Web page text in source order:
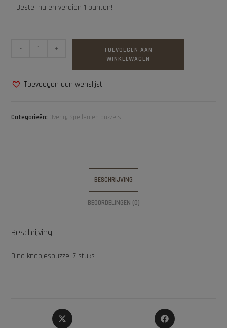
Bestel nu en verdien 1 punten!
- +
TOEVOEGEN AAN
WINKELWAGEN
Toevoegen aan wenslijst
Categorieën: Overig, Spellen en puzzels
BESCHRIJVING
BEOORDELINGEN (0)
Beschrijving
Dino knopjespuzzel 7 stuks